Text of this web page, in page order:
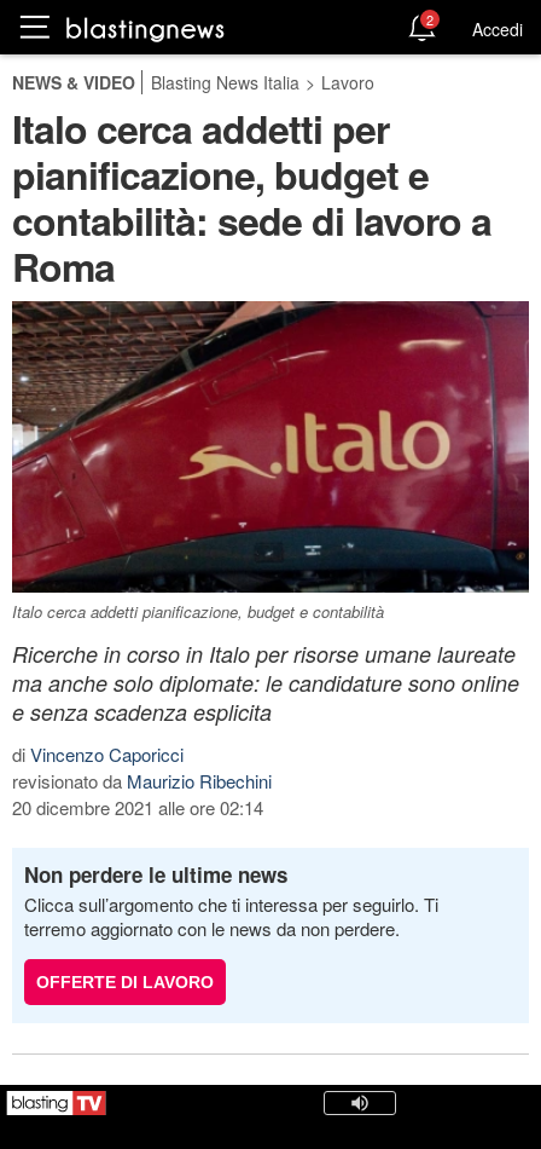
2 Accedi
NEWS & VIDEO Blasting News Italia > Lavoro
Italo cerca addetti per
pianificazione, budget e
contabilità: sede di lavoro a
Roma
Italo cerca addetti pianificazione, budget e contabilità
Ricerche in corso in Italo per risorse umane laureate
ma anche solo diplomate: le candidature sono online
e senza scadenza esplicita
diVincenzo Caporicci
revisionato da Maurizio Ribechini
20 dicembre 2021 alle ore 02:14
Non perdere le ultime news
Clicca sull’argomento che ti interessa per seguirlo. Ti
terremo aggiornato con le news da non perdere.
OFFERTE DI LAVORO